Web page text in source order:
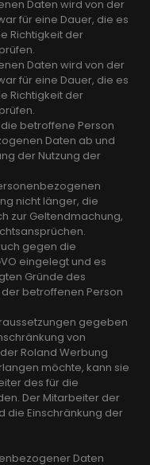
Daten wird von der
für eine Dauer, die es
Richtigkeit der
Daten wird von der
für eine Dauer, die es
Richtigkeit der
betroffene Person
Daten ab und
der Nutzung der
nicht länger, die
zur Geltendmachung,
gegen die
eingelegt und es
Gründe des
betroffenen Person
gegeben
von
Roland Werbung
möchte, kann sie
des für die
Der Mitarbeiter der
die Einschränkung der
Daten